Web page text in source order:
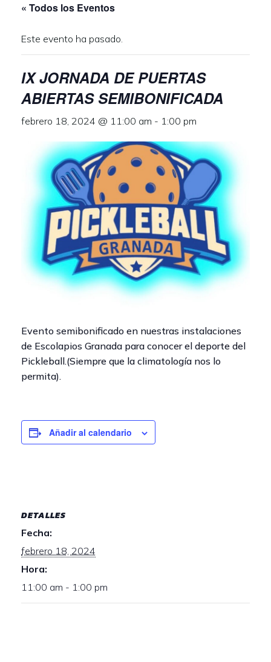
« Todos los Eventos
Este evento ha pasado.
IX JORNADA DE PUERTAS
ABIERTAS SEMIBONIFICADA
febrero 18, 2024 @ 11:00 am - 1:00 pm
Evento semibonificado en nuestras instalaciones
de Escolapios Granada para conocer el deporte del
Pickleball.(Siempre que la climatología nos lo
permita).
Añadir al calendario
DETALLES
Fecha:
febrero 18, 2024
Hora:
11:00 am - 1:00 pm